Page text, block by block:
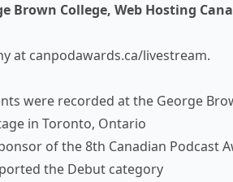
Brown College, Web Hosting
at canpodawards.ca/livestream.
were recorded at the George
in Toronto, Ontario
of the 8th Canadian Podcast
the Debut category